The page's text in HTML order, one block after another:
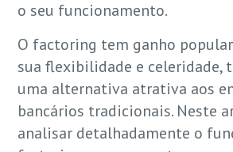
o seu funcionamento.
O factoring tem ganho
sua flexibilidade e celeridade,
uma alternativa atrativa aos
bancários tradicionais. Neste
analisar detalhadamente o